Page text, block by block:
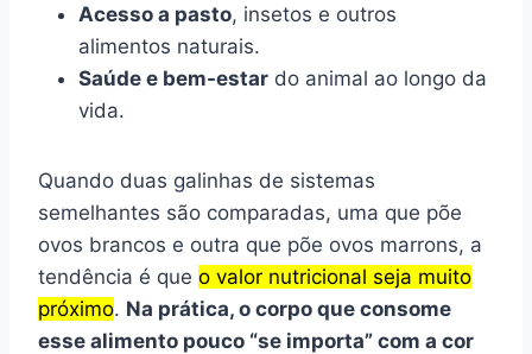
Acesso a pasto, insetos e outros
alimentos naturais.
Saúde e bem-estar do animal ao longo da
vida.
Quando duas galinhas de sistemas
semelhantes são comparadas, uma que põe
ovos brancos e outra que põe ovos marrons, a
tendência é que o valor nutricional seja muito
próximo. Na prática, o corpo que consome
esse alimento pouco “se importa” com a cor